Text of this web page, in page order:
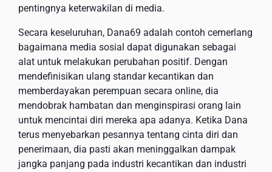
pentingnya keterwakilan di media.
Secara keseluruhan, Dana69 adalah contoh cemerlang
bagaimana media sosial dapat digunakan sebagai
alat untuk melakukan perubahan positif. Dengan
mendefinisikan ulang standar kecantikan dan
memberdayakan perempuan secara online, dia
mendobrak hambatan dan menginspirasi orang lain
untuk mencintai diri mereka apa adanya. Ketika Dana
terus menyebarkan pesannya tentang cinta diri dan
penerimaan, dia pasti akan meninggalkan dampak
jangka panjang pada industri kecantikan dan industri